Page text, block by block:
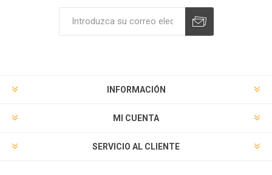
INFORMACIÓN
MI CUENTA
SERVICIO AL CLIENTE